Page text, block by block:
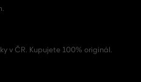
v ČR. Kupujete 100% originál.